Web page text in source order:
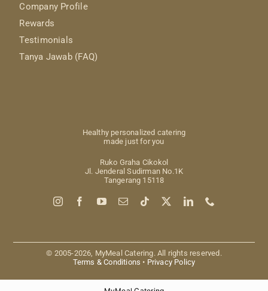
Company Profile
Rewards
Testimonials
Tanya Jawab (FAQ)
Healthy personalized catering
made just for you
Ruko Graha Cikokol
Jl. Jenderal Sudirman No.1K
Tangerang 15118
© 2005-2026, MyMeal Catering. All rights reserved.
Terms & Conditions • Privacy Policy